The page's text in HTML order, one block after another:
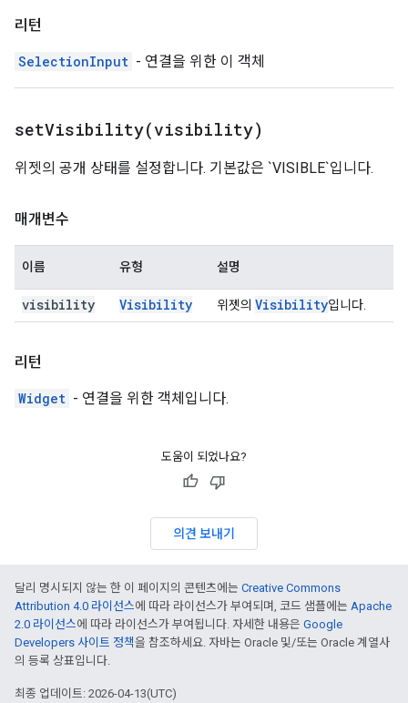
리턴
SelectionInput - 연결을 위한 이 객체
setVisibility(visibility)
위젯의 공개 상태를 설정합니다. 기본값은 `VISIBLE`입니다.
매개변수
이름 유형 설명
visibility Visibility 위젯의 Visibility입니다.
리턴
Widget - 연결을 위한 객체입니다.
도움이 되었나요?
의견 보내기
달리 명시되지 않는 한 이 페이지의 콘텐츠에는 Creative Commons
Attribution 4.0 라이선스에 따라 라이선스가 부여되며, 코드 샘플에는 Apache
2.0 라이선스에 따라 라이선스가 부여됩니다. 자세한 내용은 Google
Developers 사이트 정책을 참조하세요. 자바는 Oracle 및/또는 Oracle 계열사
의 등록 상표입니다.
최종 업데이트: 2026-04-13(UTC)